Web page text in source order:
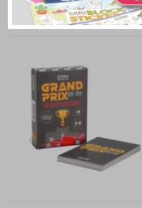
Productos